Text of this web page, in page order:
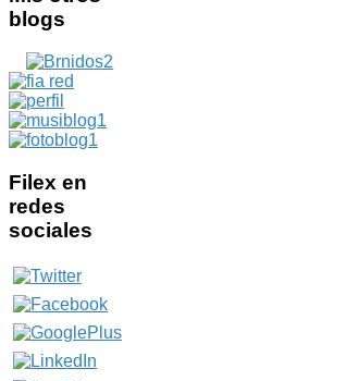
blogs
Filex en
redes
sociales